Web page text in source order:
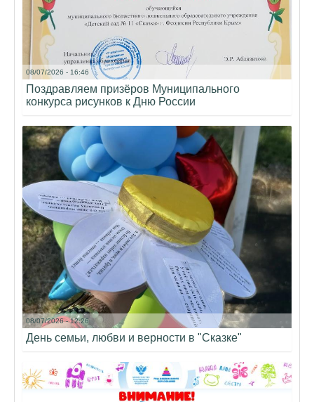
08/07/2026 - 16:46
Поздравляем призёров Муниципального
конкурса рисунков к Дню России
08/07/2026 - 12:26
День семьи, любви и верности в "Сказке"